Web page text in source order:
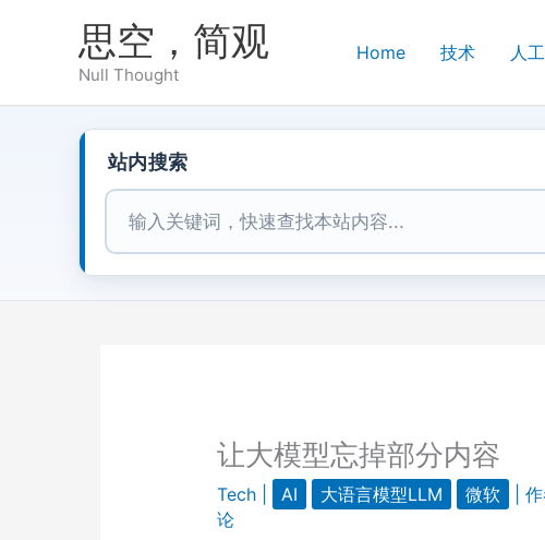
思空，简观
Null Thought
Home 技术 人
站内搜索
站内搜索
让大模型忘掉部分内容
Tech| AI 大语言模型LLM 微软 |
论